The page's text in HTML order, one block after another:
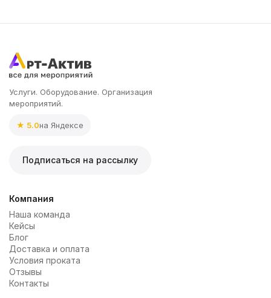
Услуги. Оборудование. Организация
мероприятий.
★ 5.0на Яндексе
Подписаться на рассылку
Компания
Наша команда
Кейсы
Блог
Доставка и оплата
Условия проката
Отзывы
Контакты